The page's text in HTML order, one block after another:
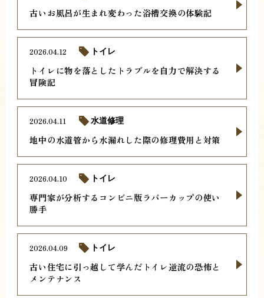
古いお風呂が生まれ変わった浴槽交換の体験記
トイレに物を落としたトラブルを自力で解決する
冒険記
2026.04.12 トイレ
地中の水道管から水漏れした際の修理費用と対策
2026.04.11 水道修理
専門家が分析するコンビニ版ラバーカップの使い
勝手
2026.04.10 トイレ
古い住宅に引っ越して学んだトイレ逆流の恐怖と
メンテナンス
2026.04.09 トイレ